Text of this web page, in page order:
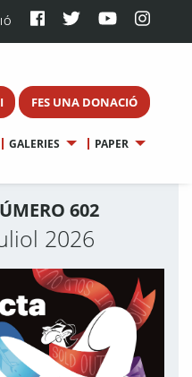
FES UNA DONACIÓ
GALERIES PAPER
602
2026